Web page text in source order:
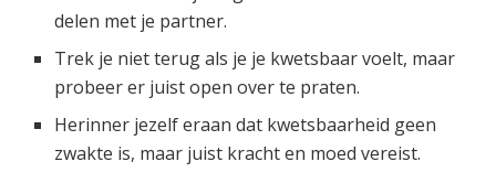
delen met je partner.
Trek je niet terug als je je kwetsbaar voelt, maar
probeer er juist open over te praten.
Herinner jezelf eraan dat kwetsbaarheid geen
zwakte is, maar juist kracht en moed vereist.